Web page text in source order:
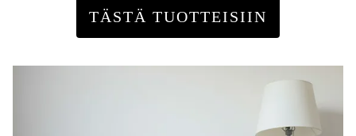
TÄSTÄ TUOTTEISIIN